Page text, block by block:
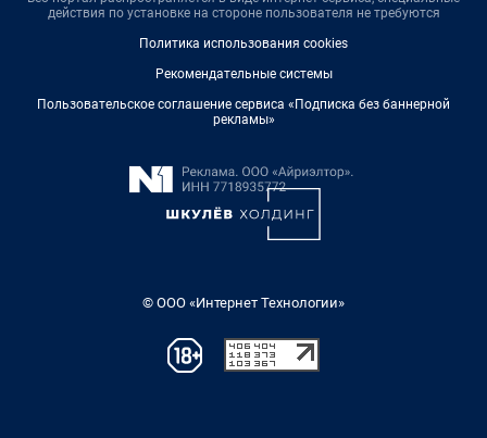
действия по установке на стороне пользователя не требуются
Политика использования cookies
Рекомендательные системы
Пользовательское соглашение сервиса «Подписка без баннерной
рекламы»
© ООО «Интернет Технологии»